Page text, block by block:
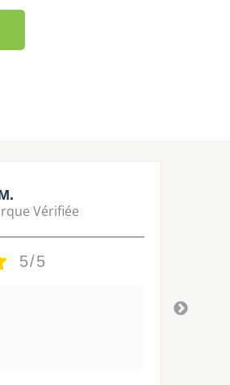
Vérifiée
5/5